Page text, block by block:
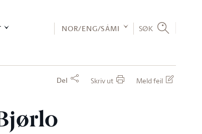
NOR/ENG/SÁMI SØK
Del Skriv ut Meld feil